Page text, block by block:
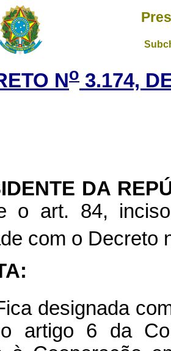
No 3.174,
DA
o art. 84,
com o Decreto
designada
artigo 6 da